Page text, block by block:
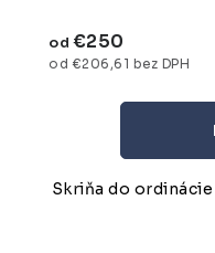
od €206,61 bez DPH
od €250
Skriňa do